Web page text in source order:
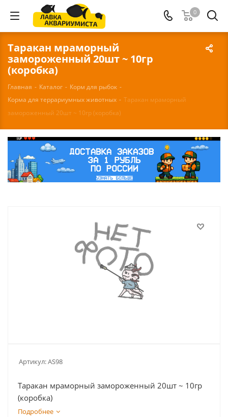
0
Таракан мраморный
замороженный 20шт ~ 10гр
(коробка)
Главная - Каталог - Корм для рыбок -
Корма для террариумных животных - Таракан мраморный
замороженный 20шт ~ 10гр (коробка)
Артикул:AS98
Таракан мраморный замороженный 20шт ~ 10гр
(коробка)
Подробнее